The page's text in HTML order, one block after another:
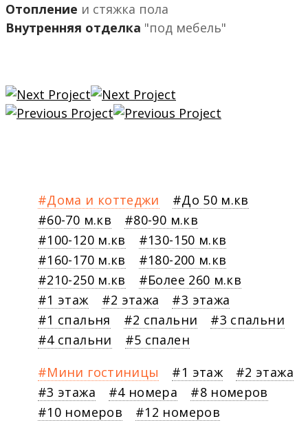
Отопление и стяжка пола
Внутренняя отделка "под мебель"
Дома и коттеджи
До 50 м.кв
60-70 м.кв
80-90 м.кв
100-120 м.кв
130-150 м.кв
160-170 м.кв
180-200 м.кв
210-250 м.кв
Более 260 м.кв
1 этаж
2 этажа
3 этажа
1 спальня
2 спальни
3 спальни
4 спальни
5 спален
Мини гостиницы
1 этаж
2 этажа
3 этажа
4 номера
8 номеров
10 номеров
12 номеров